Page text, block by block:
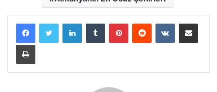
LinkedInTumblr PinterestReddit VKontakteE-Posta ile paylaş
Yazdır